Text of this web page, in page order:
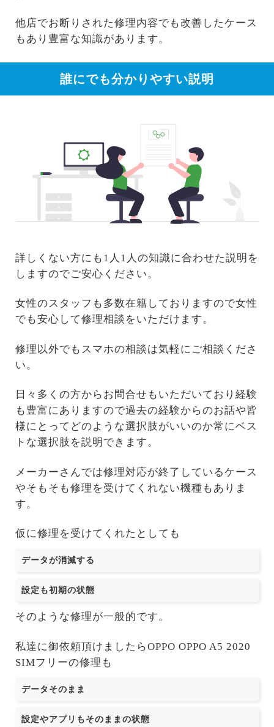
他店でお断りされた修理内容でも改善したケース
もあり豊富な知識があります。
誰にでも分かりやすい説明
詳しくない方にも1人1人の知識に合わせた説明を
しますのでご安心ください。
女性のスタッフも多数在籍しておりますので女性
でも安心して修理相談をいただけます。
修理以外でもスマホの相談は気軽にご相談くださ
い。
日々多くの方からお問合せもいただいており経験
も豊富にありますので過去の経験からのお話や皆
様にとってどのような選択肢がいいのか常にベス
トな選択肢を説明できます。
メーカーさんでは修理対応が終了しているケース
やそもそも修理を受けてくれない機種もありま
す。
仮に修理を受けてくれたとしても
データが消滅する
設定も初期の状態
そのような修理が一般的です。
私達に御依頼頂けましたらOPPO OPPO A5 2020
SIMフリーの修理も
データそのまま
設定やアプリもそのままの状態